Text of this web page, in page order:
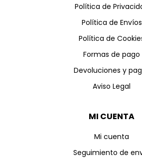
Política de
Política de Envíos
Política de
Formas de pago
Devoluciones y
Aviso Legal
MI CUENTA
Mi cuenta
Seguimiento de